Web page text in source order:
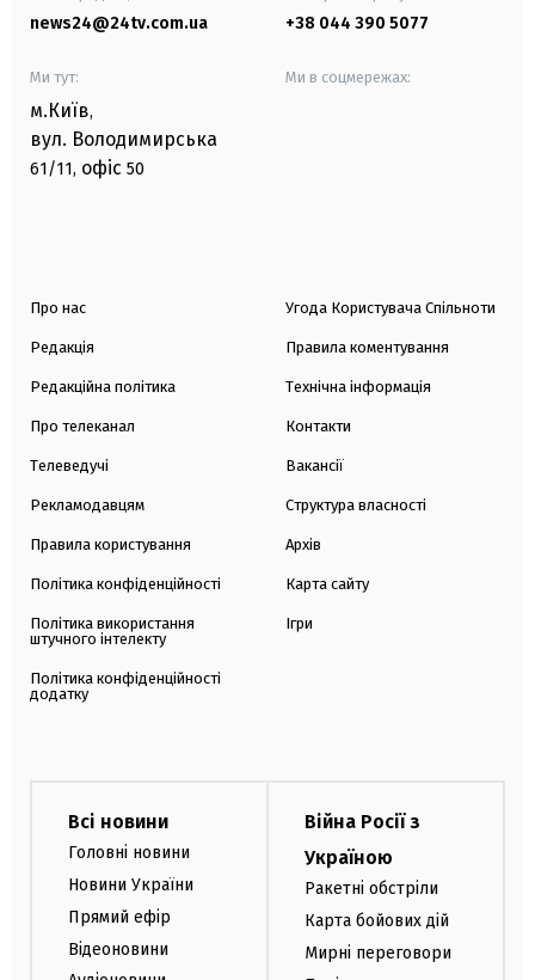
news24@24tv.com.ua +38 044 390 5077
Ми тут:
м.Київ,
вул. Володимирська
61/11, офіс 50
Ми в соцмережах:
Про нас
Редакція
Редакційна політика
Про телеканал
Телеведучі
Рекламодавцям
Правила користування
Політика конфіденційності
Політика використання
штучного інтелекту
Політика конфіденційності
додатку
Угода Користувача Спільноти
Правила коментування
Технічна інформація
Контакти
Вакансії
Структура власності
Архів
Карта сайту
Ігри
Всі новини
Головні новини
Новини України
Прямий ефір
Відеоновини
Війна Росії з
Україною
Ракетні обстріли
Карта бойових дій
Мирні переговори